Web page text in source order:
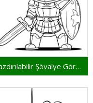
Yazdırılabilir Şövalye Görseli